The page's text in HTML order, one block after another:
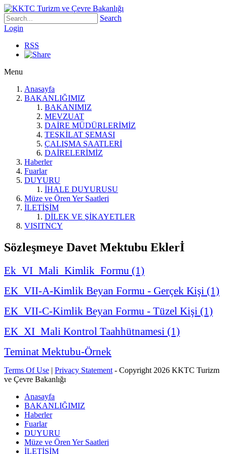
Search
Login
RSS
Menu
Anasayfa
BAKANLIĞIMIZ
BAKANIMIZ
MEVZUAT
DAİRE MÜDÜRLERİMİZ
TEŞKİLAT ŞEMASI
ÇALIŞMA SAATLERİ
DAİRELERİMİZ
Haberler
Fuarlar
DUYURU
İHALE DUYURUSU
Müze ve Ören Yer Saatleri
İLETİŞİM
DİLEK VE ŞİKAYETLER
VISITNCY
Sözleşmeye Davet Mektubu Eklerİ
Ek_VI_Mali_Kimlik_Formu (1)
EK_VII-A-Kimlik Beyan Formu - Gerçek Kişi (1)
EK_VII-C-Kimlik Beyan Formu - Tüzel Kişi (1)
EK_XI_Mali Kontrol Taahhütnamesi (1)
Teminat Mektubu-Örnek
Terms Of Use | Privacy Statement - Copyright 2026 KKTC Turizm
ve Çevre Bakanlığı
Anasayfa
BAKANLIĞIMIZ
Haberler
Fuarlar
DUYURU
Müze ve Ören Yer Saatleri
İLETİŞİM